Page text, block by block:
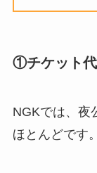
①チケット代
NGKでは、夜
ほとんどです。